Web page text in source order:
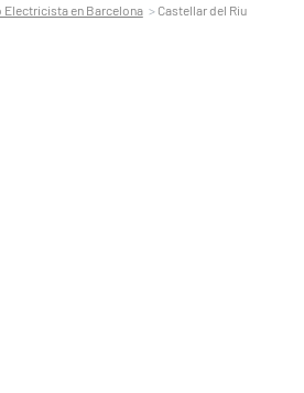
Electricista en Barcelona Castellar del Riu